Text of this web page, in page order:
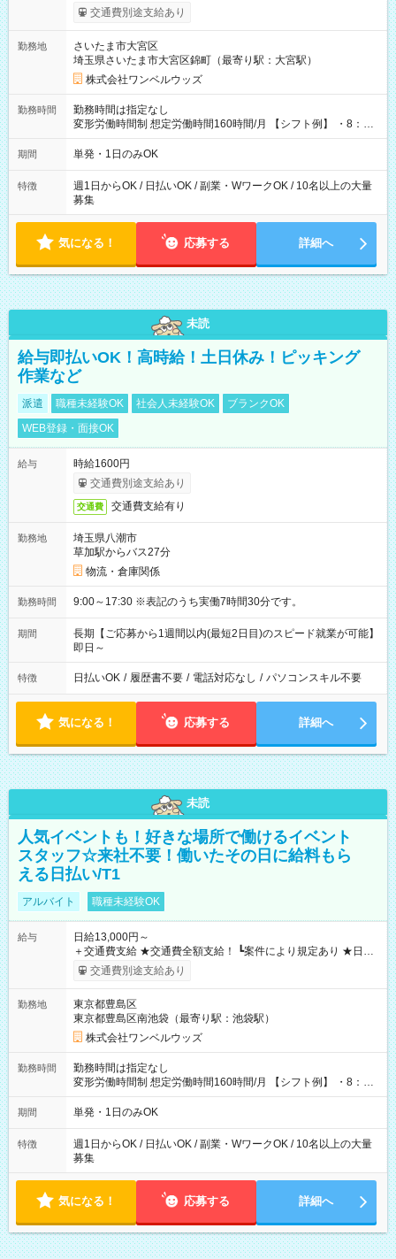
いOK！（規定あり） ┗働いたその日に現金GET♪ お仕事後はコ
ンビニATMから 日払い分を引き落とせます！ 【試用期間】試
交通費別途支給あり
勤務地
さいたま市大宮区
埼玉県さいたま市大宮区錦町（最寄り駅：大宮駅）
株式会社ワンベルウッズ
勤務時間
勤務時間は指定なし
変形労働時間制 想定労働時間160時間/月 【シフト例】 ・8：00
～21：00
期間 単発・1日のみOK
特徴
週1日からOK / 日払いOK / 副業・WワークOK / 10名以上の大量
募集
気になる！ 応募する 詳細へ
未読
給与即払いOK！高時給！土日休み！ピッキング
作業など
派遣 職種未経験OK 社会人未経験OK
ブランクOK
WEB登録・面接OK
給与
時給1600円
交通費別途支給あり
交通費 交通費支給有り
勤務地
埼玉県八潮市
草加駅からバス27分
物流・倉庫関係
勤務時間 9:00～17:30 ※表記のうち実働7時間30分です。
期間
長期【ご応募から1週間以内(最短2日目)のスピード就業が可能】
即日～
特徴 日払いOK / 履歴書不要 / 電話対応なし / パソコンスキル不要
気になる！ 応募する 詳細へ
未読
人気イベントも！好きな場所で働けるイベント
スタッフ☆来社不要！働いたその日に給料もら
える日払い/T1
アルバイト 職種未経験OK
給与
日給13,000円～
＋交通費支給 ★交通費全額支給！ ┗案件により規定あり ★日払
いOK！（規定あり） ┗働いたその日に現金GET♪ お仕事後はコ
ンビニATMから 日払い分を引き落とせます！ 【試用期間】試
交通費別途支給あり
勤務地
東京都豊島区
東京都豊島区南池袋（最寄り駅：池袋駅）
株式会社ワンベルウッズ
勤務時間
勤務時間は指定なし
変形労働時間制 想定労働時間160時間/月 【シフト例】 ・8：00
～21：00
期間 単発・1日のみOK
特徴
週1日からOK / 日払いOK / 副業・WワークOK / 10名以上の大量
募集
気になる！ 応募する 詳細へ